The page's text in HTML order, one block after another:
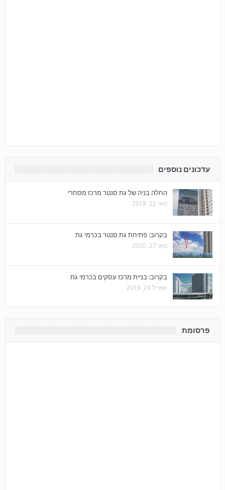
עדכונים נוספים
החלה בניה של גת סנטר מרכז מסחרי
מאי 11, 2019
בקרוב: פתיחת גת סנטר בכרמי גת
מאי 27, 2020
בקרוב: בניית מרכז עסקים בכרמי גת
אפריל 24, 2019
פרסומת